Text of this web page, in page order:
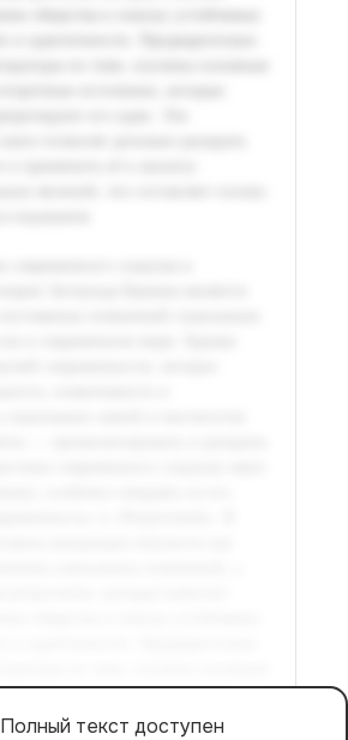
Полный текст доступен